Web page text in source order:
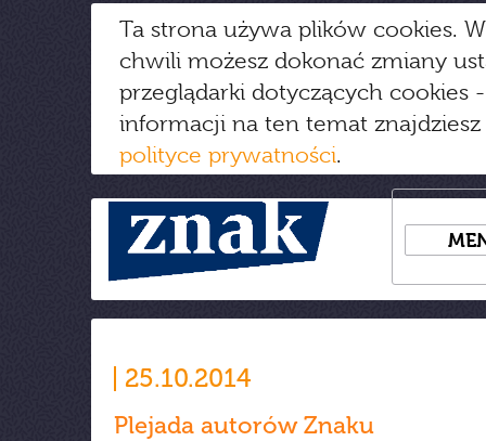
Ta strona używa plików cookies.
chwili możesz dokonać zmiany
przeglądarki dotyczących cookies
informacji na ten temat
polityce prywatności.
25.10.2014
Plejada autorów Znaku